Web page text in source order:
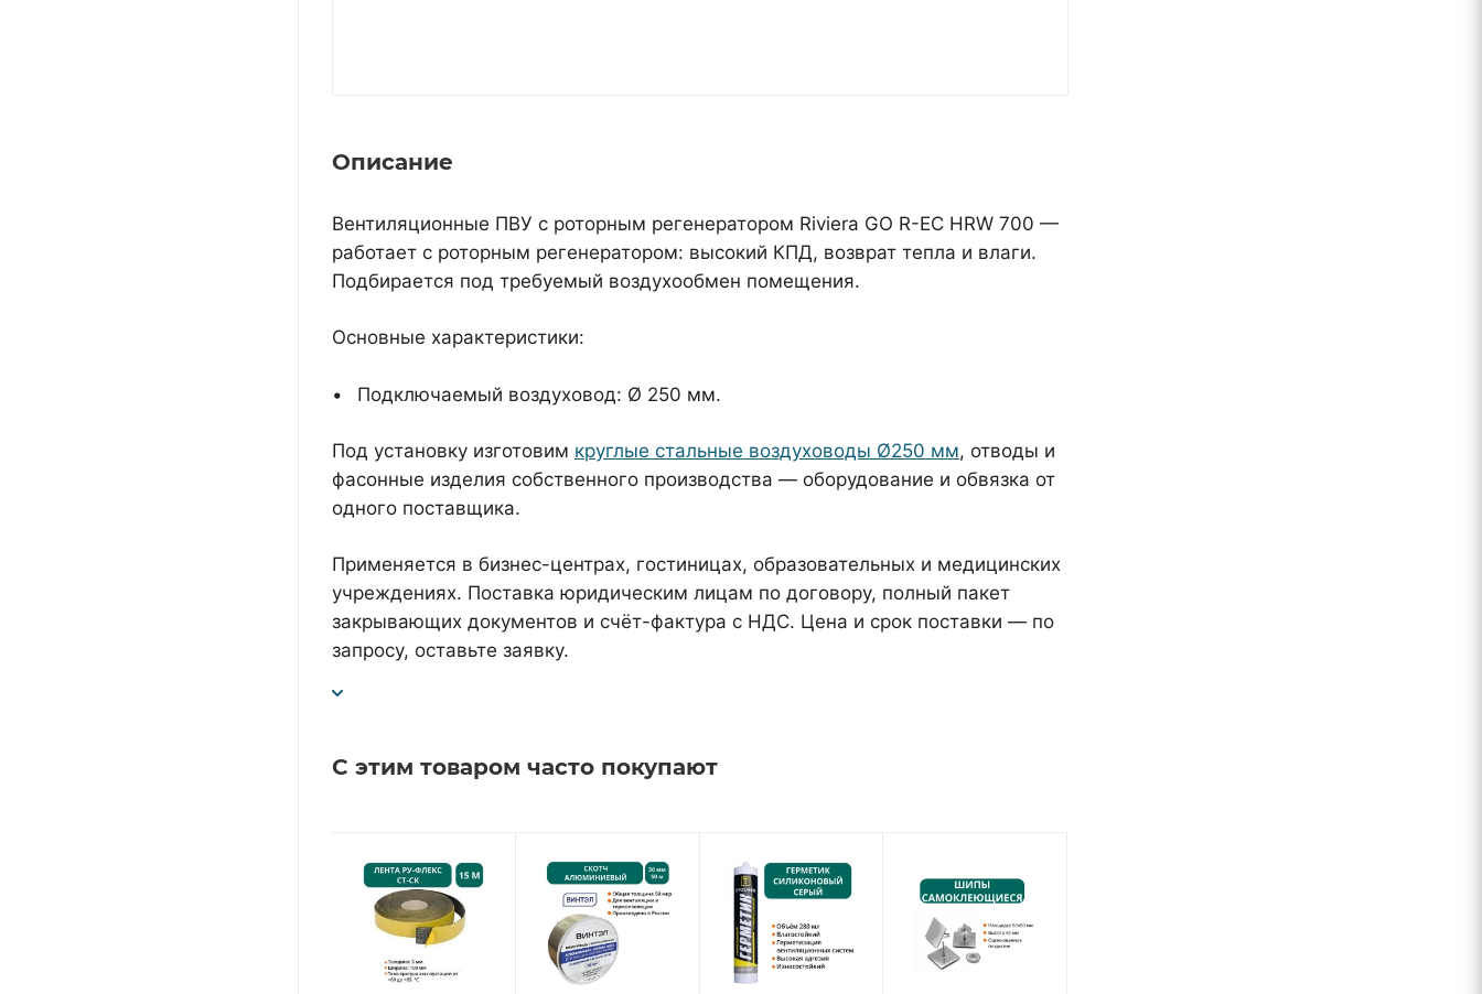
Описание
Вентиляционные ПВУ с роторным регенератором Riviera GO R-EC HRW 700 —
работает с роторным регенератором: высокий КПД, возврат тепла и влаги.
Подбирается под требуемый воздухообмен помещения.
Основные характеристики:
Подключаемый воздуховод: Ø 250 мм.
Под установку изготовим круглые стальные воздуховоды Ø250 мм, отводы и
фасонные изделия собственного производства — оборудование и обвязка от
одного поставщика.
Применяется в бизнес-центрах, гостиницах, образовательных и медицинских
учреждениях. Поставка юридическим лицам по договору, полный пакет
закрывающих документов и счёт-фактура с НДС. Цена и срок поставки — по
запросу, оставьте заявку.
С этим товаром часто покупают